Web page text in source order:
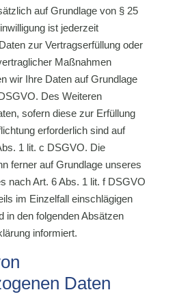
auf Grundlage von § 25
ist jederzeit
zur Vertragserfüllung oder
Maßnahmen
wir Ihre Daten auf Grundlage
Des Weiteren
sofern diese zur Erfüllung
erforderlich sind auf
1 lit. c DSGVO. Die
ferner auf Grundlage unseres
nach Art. 6 Abs. 1 lit. f DSGVO
im Einzelfall einschlägigen
in den folgenden Absätzen
informiert.
Daten